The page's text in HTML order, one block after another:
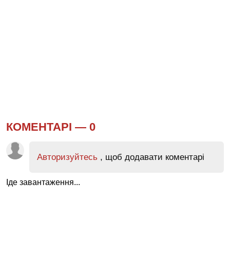
КОМЕНТАРІ — 0
Авторизуйтесь , щоб додавати коментарі
Іде завантаження...